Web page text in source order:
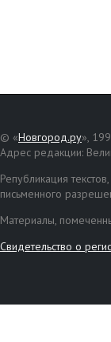
© «Новгород.ру»,
Адрес редакции:
Републикация
письменного
Материалы,
Свидетельство о